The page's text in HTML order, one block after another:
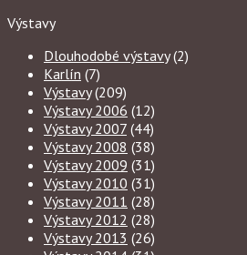
Výstavy
Dlouhodobé výstavy(2)
Karlín (7)
Výstavy(209)
Výstavy 2006 (12)
Výstavy 2007 (44)
Výstavy 2008 (38)
Výstavy 2009 (31)
Výstavy 2010 (31)
Výstavy 2011 (28)
Výstavy 2012 (28)
Výstavy 2013 (26)